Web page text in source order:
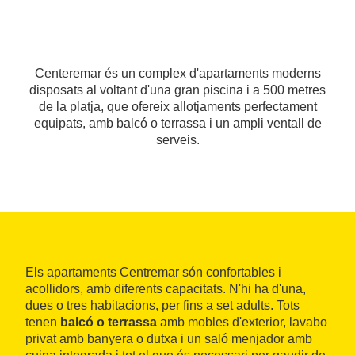
Centeremar és un complex d'apartaments moderns
disposats al voltant d'una gran piscina i a 500 metres
de la platja, que ofereix allotjaments perfectament
equipats, amb balcó o terrassa i un ampli ventall de
serveis.
Els apartaments Centremar són confortables i
acollidors, amb diferents capacitats. N'hi ha d'una,
dues o tres habitacions, per fins a set adults. Tots
tenen balcó o terrassa amb mobles d'exterior, lavabo
privat amb banyera o dutxa i un saló menjador amb